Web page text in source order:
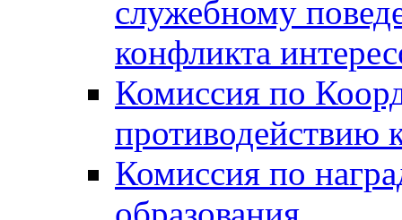
служебному
конфликта
Комиссия по
противодействию
Комиссия по